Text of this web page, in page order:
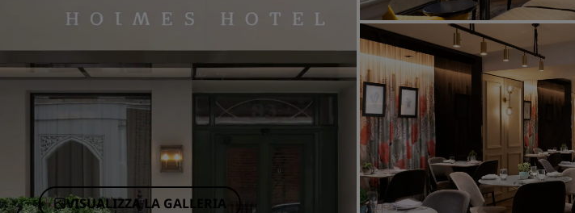
Marchi affiliati in Cina
VISUALIZZA LA GALLERIA